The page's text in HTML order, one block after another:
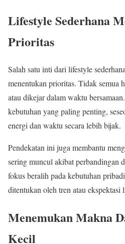
Lifestyle Sederhana
Prioritas
Salah satu inti dari lifestyle
menentukan prioritas. Tidak semua
atau dikejar dalam waktu
kebutuhan yang paling penting,
energi dan waktu secara lebih bijak.
Pendekatan ini juga membantu
sering muncul akibat perbandingan
fokus beralih pada kebutuhan
ditentukan oleh tren atau ekspektasi
Menemukan Makna
Kecil